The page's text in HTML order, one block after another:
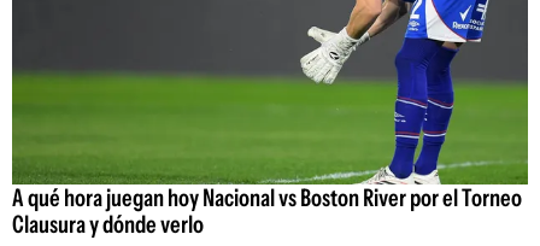
A qué hora juegan hoy Nacional vs Boston River por el Torneo
Clausura y dónde verlo